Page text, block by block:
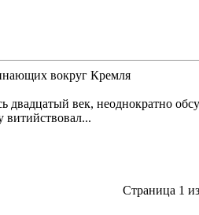
вокруг Кремля
двадцатый век, неоднократно
витийствовал...
Страница 1